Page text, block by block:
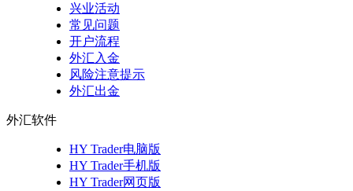
兴业活动
常见问题
开户流程
外汇入金
风险注意提示
外汇出金
外汇软件
HY Trader电脑版
HY Trader手机版
HY Trader网页版